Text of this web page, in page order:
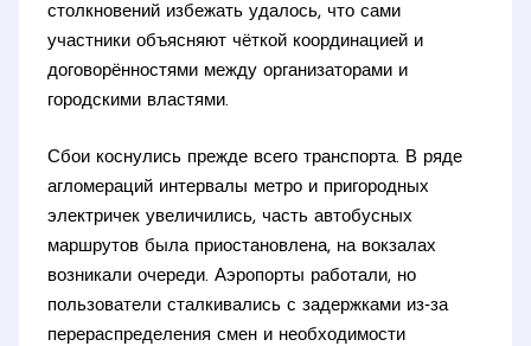
столкновений избежать удалось, что сами
участники объясняют чёткой координацией и
договорённостями между организаторами и
городскими властями.
Сбои коснулись прежде всего транспорта. В ряде
агломераций интервалы метро и пригородных
электричек увеличились, часть автобусных
маршрутов была приостановлена, на вокзалах
возникали очереди. Аэропорты работали, но
пользователи сталкивались с задержками из‑за
перераспределения смен и необходимости